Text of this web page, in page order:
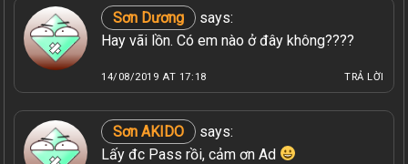
Sơn Dương
says:
Hay vãi lồn. Có em nào ở đây không????
14/08/2019 AT 17:18 TRẢ LỜI
Sơn AKIDO
says:
Lấy đc Pass rồi, cảm ơn Ad